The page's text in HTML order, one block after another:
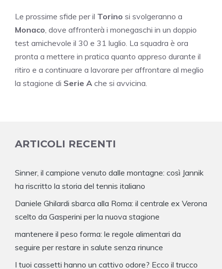
Le prossime sfide per il Torino si svolgeranno a
Monaco , dove affronterà i monegaschi in un doppio
test amichevole il 30 e 31 luglio. La squadra è ora
pronta a mettere in pratica quanto appreso durante il
ritiro e a continuare a lavorare per affrontare al meglio
la stagione di Serie A che si avvicina.
ARTICOLI RECENTI
Sinner, il campione venuto dalle montagne: così Jannik
ha riscritto la storia del tennis italiano
Daniele Ghilardi sbarca alla Roma: il centrale ex Verona
scelto da Gasperini per la nuova stagione
mantenere il peso forma: le regole alimentari da
seguire per restare in salute senza rinunce
I tuoi cassetti hanno un cattivo odore? Ecco il trucco